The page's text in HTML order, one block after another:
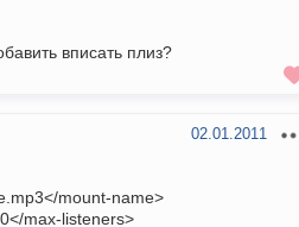
вписать плиз?
02.01.2011
mount-name>
max-listeners>